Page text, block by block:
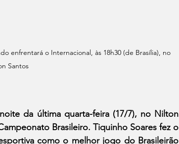
enfrentará o Internacional, às 18h30 (de Brasília), no
Santos
da última quarta-feira (17/7), no Nilton
Brasileiro. Tiquinho Soares fez o
como o melhor jogo do Brasileirão